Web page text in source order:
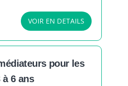
VOIR EN DETAILS
pour les
à 6 ans